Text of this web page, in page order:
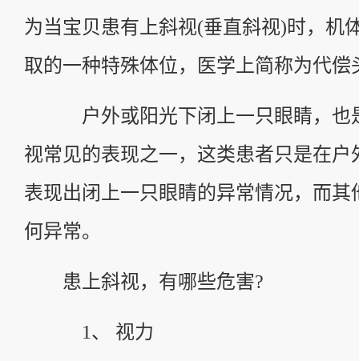
为当宝贝患有上斜视(垂直斜视)时，机
取的一种特殊体位，医学上简称为代偿
户外或阳光下闭上一只眼睛，也
视常见的表现之一，这类患者只是在户
表现出闭上一只眼睛的异常情况，而其
何异常。
患上斜视，有哪些危害?
1、 视力